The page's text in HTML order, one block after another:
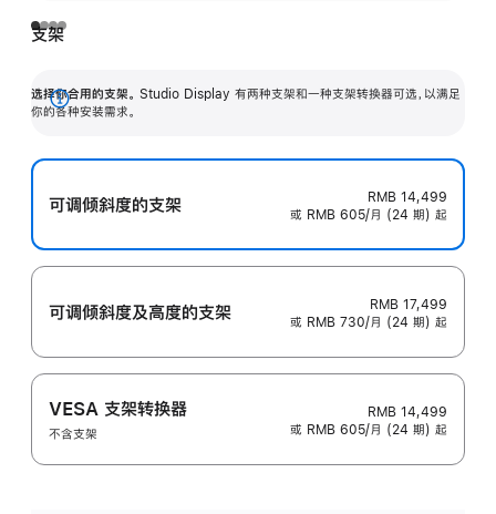
支架
选择你合用的支架。 Studio Display 有两种支架和一种支架转换器可选，以满足
你的各种安装需求。
展
可调倾斜度的支架
RMB 14,499
或 RMB 605/月 (24 期) 起
可调倾斜度及高‍度的支‍架
RMB 17,499
或 RMB 730/月 (24 期) 起
VESA 支架转换器
不含支架
RMB 14,499
或 RMB 605/月 (24 期) 起